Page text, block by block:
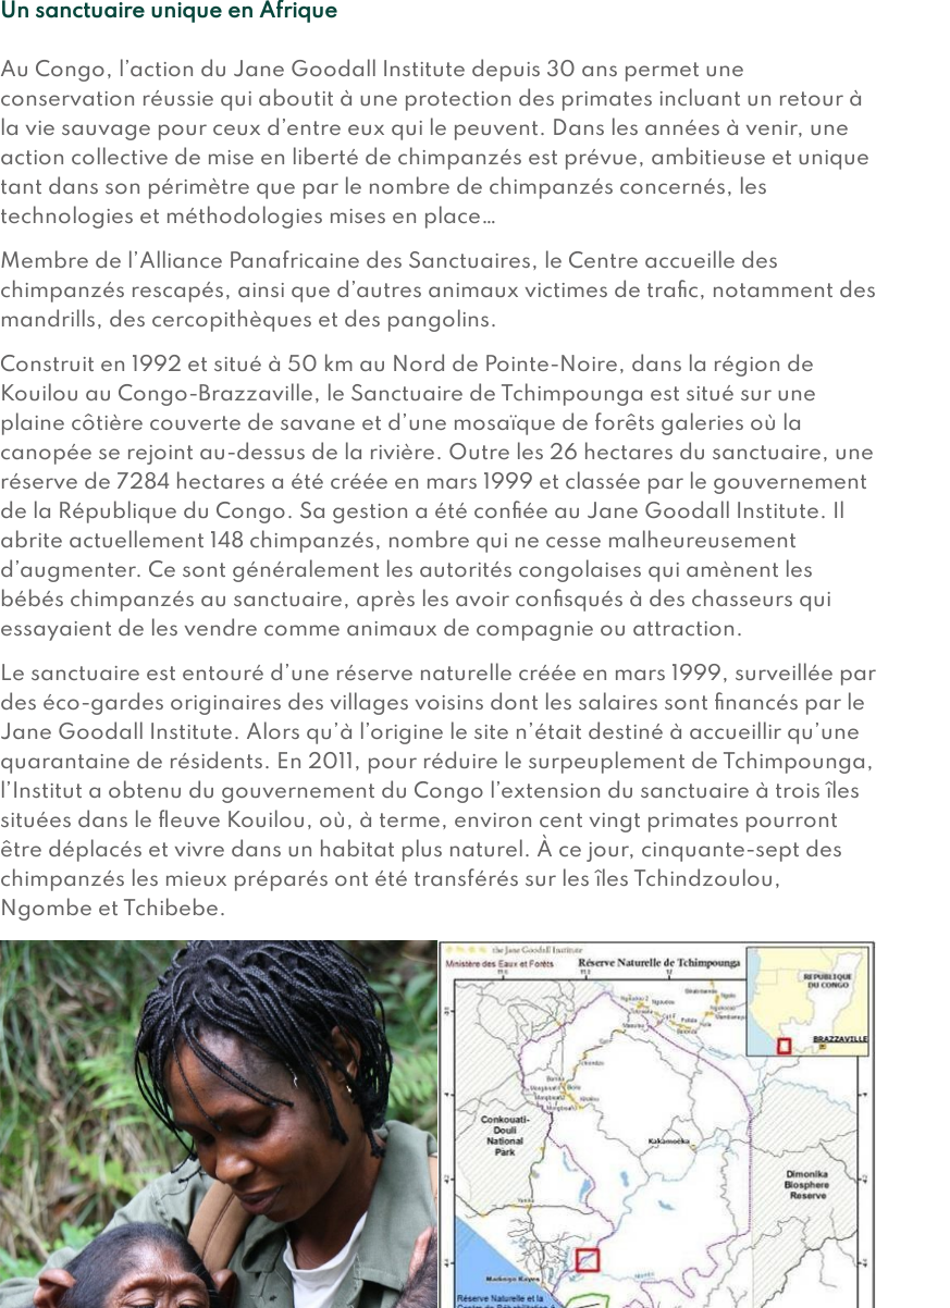
Un sanctuaire unique en Afrique
Au Congo, l’action du Jane Goodall Institute depuis 30 ans permet une
conservation réussie qui aboutit à une protection des primates incluant un retour à
la vie sauvage pour ceux d’entre eux qui le peuvent. Dans les années à venir, une
action collective de mise en liberté de chimpanzés est prévue, ambitieuse et unique
tant dans son périmètre que par le nombre de chimpanzés concernés, les
technologies et méthodologies mises en place…
Membre de l’Alliance Panafricaine des Sanctuaires, le Centre accueille des
chimpanzés rescapés, ainsi que d’autres animaux victimes de trafic, notamment des
mandrills, des cercopithèques et des pangolins.
Construit en 1992 et situé à 50 km au Nord de Pointe-Noire, dans la région de
Kouilou au Congo-Brazzaville, le Sanctuaire de Tchimpounga est situé sur une
plaine côtière couverte de savane et d’une mosaïque de forêts galeries où la
canopée se rejoint au-dessus de la rivière. Outre les 26 hectares du sanctuaire, une
réserve de 7284 hectares a été créée en mars 1999 et classée par le gouvernement
de la République du Congo. Sa gestion a été confiée au Jane Goodall Institute. Il
abrite actuellement 148 chimpanzés, nombre qui ne cesse malheureusement
d’augmenter. Ce sont généralement les autorités congolaises qui amènent les
bébés chimpanzés au sanctuaire, après les avoir confisqués à des chasseurs qui
essayaient de les vendre comme animaux de compagnie ou attraction.
Le sanctuaire est entouré d’une réserve naturelle créée en mars 1999, surveillée par
des éco-gardes originaires des villages voisins dont les salaires sont financés par le
Jane Goodall Institute. Alors qu’à l’origine le site n’était destiné à accueillir qu’une
quarantaine de résidents. En 2011, pour réduire le surpeuplement de Tchimpounga,
l’Institut a obtenu du gouvernement du Congo l’extension du sanctuaire à trois îles
situées dans le fleuve Kouilou, où, à terme, environ cent vingt primates pourront
être déplacés et vivre dans un habitat plus naturel. À ce jour, cinquante-sept des
chimpanzés les mieux préparés ont été transférés sur les îles Tchindzoulou,
Ngombe et Tchibebe.